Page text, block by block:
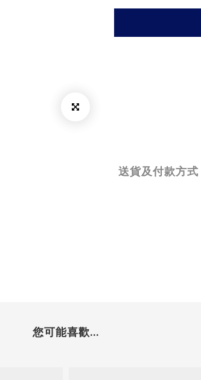
送貨及付款方式
您可能喜歡...